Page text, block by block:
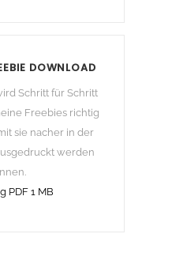
DOWNLOAD
Schritt für Schritt
Freebies richtig
sie nacher in der
werden
PDF 1 MB